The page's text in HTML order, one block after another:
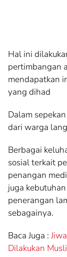
Hal ini
pertimbangan
mendapatkan
yang dihad
Dalam
dari warga
Berbagai
sosial terkait
penangan
juga
penerangan
sebagainya.
Baca Juga :
Dilakukan